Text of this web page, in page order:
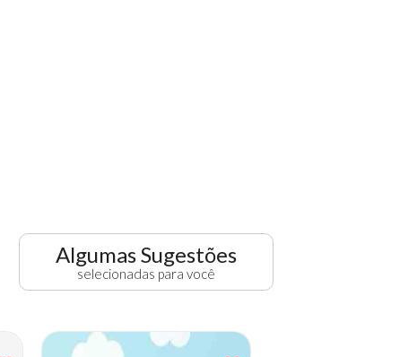
Algumas Sugestões
selecionadas para você